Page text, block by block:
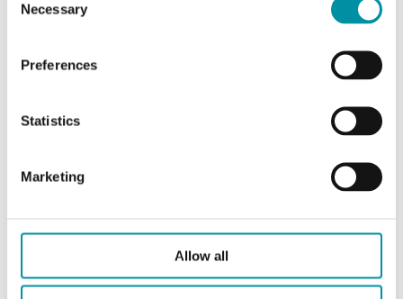
Selection
Necessary
Preferences
Statistics
Marketing
Allow all
Kit di montaggio fronte quadro, per unità